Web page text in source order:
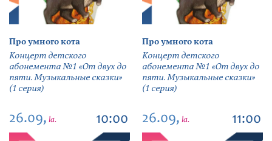
Про умного кота
Концерт детского
абонемента №1 «От двух до
пяти. Музыкальные сказки»
(1 серия)
Про умного кота
Концерт детского
абонемента №1 «От двух до
пяти. Музыкальные сказки»
(1 серия)
26.09, la. 10:00 26.09, la. 11:00